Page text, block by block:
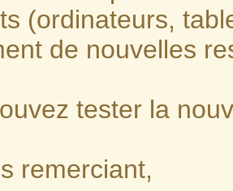
(ordinateurs,
de nouvelles
tester la
remerciant,